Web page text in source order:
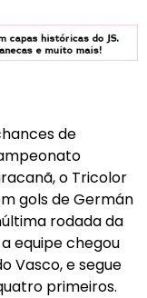
de
o Tricolor
gols de Germán
rodada da
equipe chegou
Vasco, e segue
primeiros.